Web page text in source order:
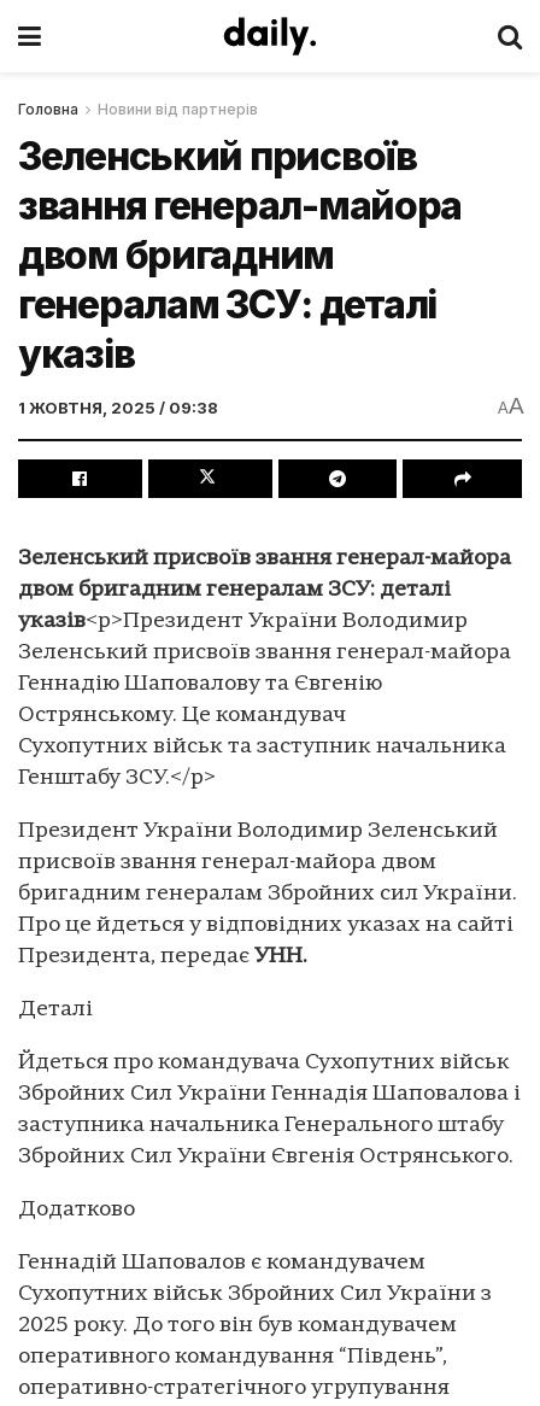
Головна Новини від партнерів
Зеленський присвоїв
звання генерал-майора
двом бригадним
генералам ЗСУ: деталі
указів
1 ЖОВТНЯ, 2025 / 09:38 AA
Зеленський присвоїв звання генерал-майора
двом бригадним генералам ЗСУ: деталі
указів<p>Президент України Володимир
Зеленський присвоїв звання генерал-майора
Геннадію Шаповалову та Євгенію
Острянському. Це командувач
Сухопутних військ та заступник начальника
Генштабу ЗСУ.</p>
Президент України Володимир Зеленський
присвоїв звання генерал-майора двом
бригадним генералам Збройних сил України.
Про це йдеться у відповідних указах на сайті
Президента, передає УНН.
Деталі
Йдеться про командувача Сухопутних військ
Збройних Сил України Геннадія Шаповалова і
заступника начальника Генерального штабу
Збройних Сил України Євгенія Острянського.
Додатково
Геннадій Шаповалов є командувачем
Сухопутних військ Збройних Сил України з
2025 року. До того він був командувачем
оперативного командування “Південь”,
оперативно-стратегічного угрупування